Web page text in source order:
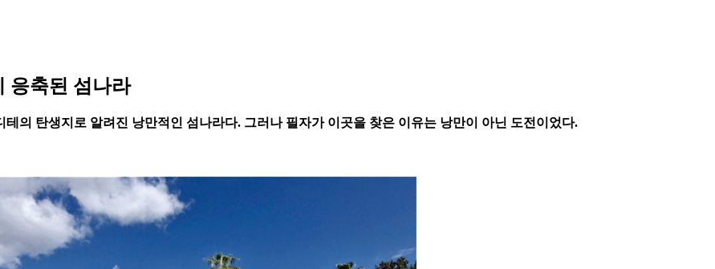
응축된 섬나라
의 탄생지로 알려진 낭만적인 섬나라다. 그러나 필자가 이곳을 찾은 이유는 낭만이 아닌 도전이었다.